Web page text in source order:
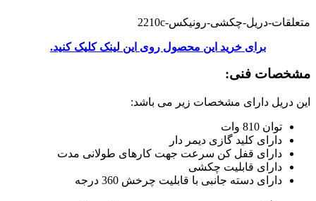
متعلقات-دریل-چکشی-رونیکس-2210c
برای خرید این محصول روی این لینک کلیک کنید.
مشخصات فنی:
این دریل دارای مشخصات زیر می باشد:
توان 810 وات
دارای کلید گازی دیمر دار
دارای قفل کن سرعت جهت کارهای طولانی مدت
دارای قابلیت چکشی
دارای دسته جانبی با قابلیت چرخش 360 درجه